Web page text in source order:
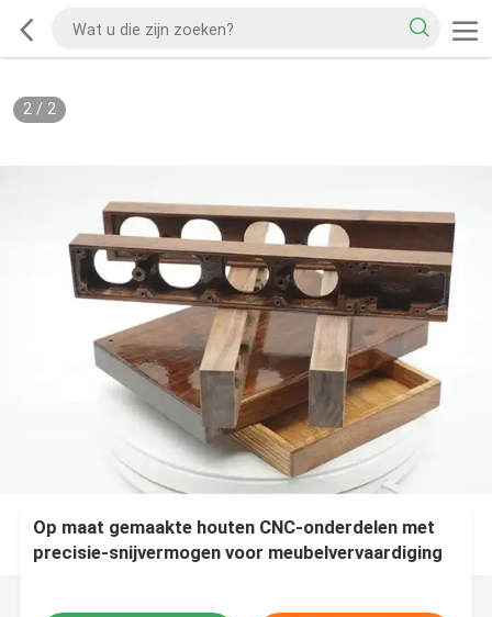
2/ 2
Op maat gemaakte houten CNC-onderdelen met
precisie-snijvermogen voor meubelvervaardiging